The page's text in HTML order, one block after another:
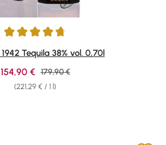
out of 5 stars
1942 Tequila 38% vol. 0,70l
(221,29 € / 1 l)
Sale price:
154,90 € Regular price:
179,90 €